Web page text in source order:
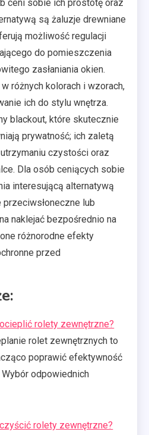
ceni sobie ich prostotę oraz
są żaluzje drewniane
możliwość regulacji
do pomieszczenia
zasłaniania okien.
różnych kolorach i wzorach,
ich do stylu wnętrza.
blackout, które skutecznie
prywatność; ich zaletą
czystości oraz
Dla osób ceniących sobie
interesującą alternatywą
lub
naklejać bezpośrednio na
różnorodne efekty
przed
rolety zewnętrzne?
rolet zewnętrznych to
poprawić efektywność
odpowiednich
rolety zewnętrzne?